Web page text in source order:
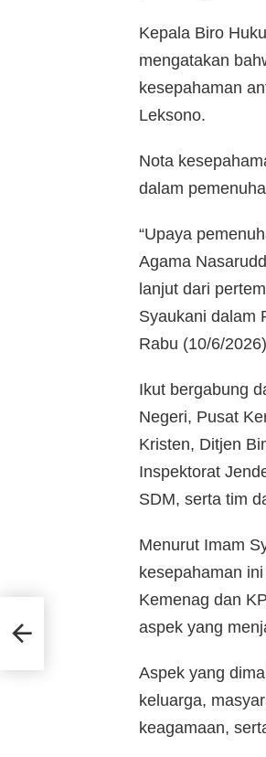
Kepala Biro
mengatakan
kesepahaman
Leksono.
Nota
dalam
“Upaya
Agama
lanjut dari
Syaukani dalam
Rabu (10/6/
Ikut bergabung
Negeri, Pusat
Kristen, Ditjen
Inspektorat
SDM, serta tim
Menurut Imam
kesepahaman
Kemenag dan
aspek yang
Aspek yang
keluarga,
keagamaan,